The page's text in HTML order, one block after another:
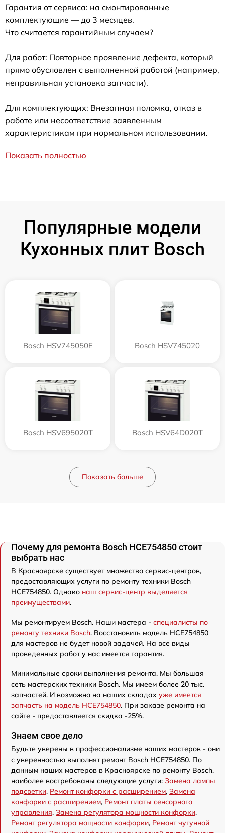
Гарантия от сервиса: на смонтированные
комплектующие — до 3 месяцев.
Что считается гарантийным случаем?
Для работ: Повторное проявление дефекта, который
прямо обусловлен с выполненной работой (например,
неправильная установка запчасти).
Для комплектующих: Внезапная поломка, отказ в
работе или несоответствие заявленным
характеристикам при нормальном использовании.
Показать полностью
Популярные модели
Кухонных плит Bosch
Bosch HSV745050E Bosch HSV745020
Bosch HSV695020T Bosch HSV64D020T
Показать больше
Почему для ремонта Bosch HCE754850 стоит
выбрать нас
В Красноярске существует множество сервис-центров,
предоставляющих услуги по ремонту техники Bosch
HCE754850. Однако наш сервис-центр выделяется
преимуществами.
Мы ремонтируем Bosch. Наши мастера - специалисты по
ремонту техники Bosch. Восстановить модель HCE754850
для мастеров не будет новой задачей. На все виды
проведенных работ у нас имеется гарантия.
Минимальные сроки выполнения ремонта. Мы большая
сеть мастерских техники Bosch. Мы имеем более 20 тыс.
запчастей. И возможно на наших складах уже имеется
запчасть на модель HCE754850. При заказе ремонта на
сайте - предоставляется скидка -25%.
Знаем свое дело
Будьте уверены в профессионализме наших мастеров - они
с уверенностью выполнят ремонт Bosch HCE754850. По
данным наших мастеров в Красноярске по ремонту Bosch,
наиболее востребованы следующие услуги: Замена лампы
подсветки, Ремонт конфорки с расширением, Замена
конфорки с расширением, Ремонт платы сенсорного
управления, Замена регулятора мощности конфорки,
Ремонт регулятора мощности конфорки, Ремонт чугунной